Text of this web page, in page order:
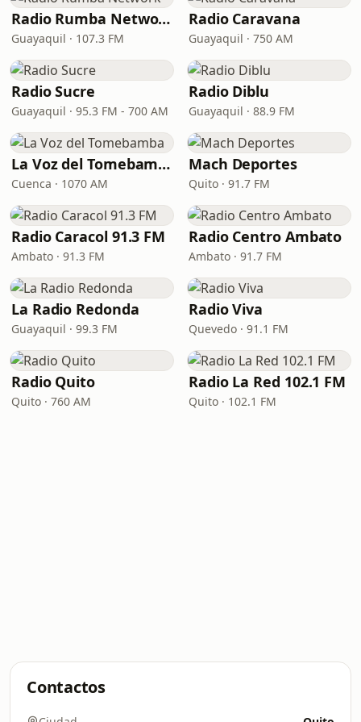
Radio Rumba Network
Guayaquil · 107.3 FM
Radio Caravana
Guayaquil · 750 AM
Radio Sucre
Guayaquil · 95.3 FM - 700 AM
Radio Diblu
Guayaquil · 88.9 FM
La Voz del Tomebamba
Cuenca · 1070 AM
Mach Deportes
Quito · 91.7 FM
Radio Caracol 91.3 FM
Ambato · 91.3 FM
Radio Centro Ambato
Ambato · 91.7 FM
La Radio Redonda
Guayaquil · 99.3 FM
Radio Viva
Quevedo · 91.1 FM
Radio Quito
Quito · 760 AM
Radio La Red 102.1 FM
Quito · 102.1 FM
Contactos